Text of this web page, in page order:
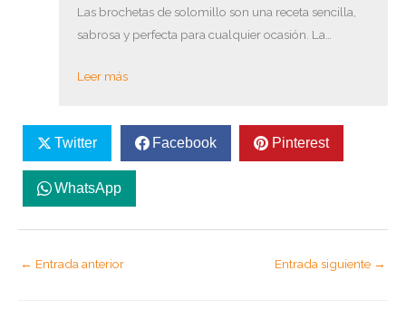
Las brochetas de solomillo son una receta sencilla,
sabrosa y perfecta para cualquier ocasión. La…
Leer más
Twitter Facebook Pinterest
WhatsApp
← Entrada anterior Entrada siguiente →